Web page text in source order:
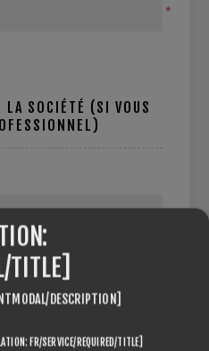
*
LA SOCIÉTÉ (SI VOUS
avec le code du pays
TITLE]
DESCRIPTION]
FR/SERVICE/REQUIRED/TITLE]